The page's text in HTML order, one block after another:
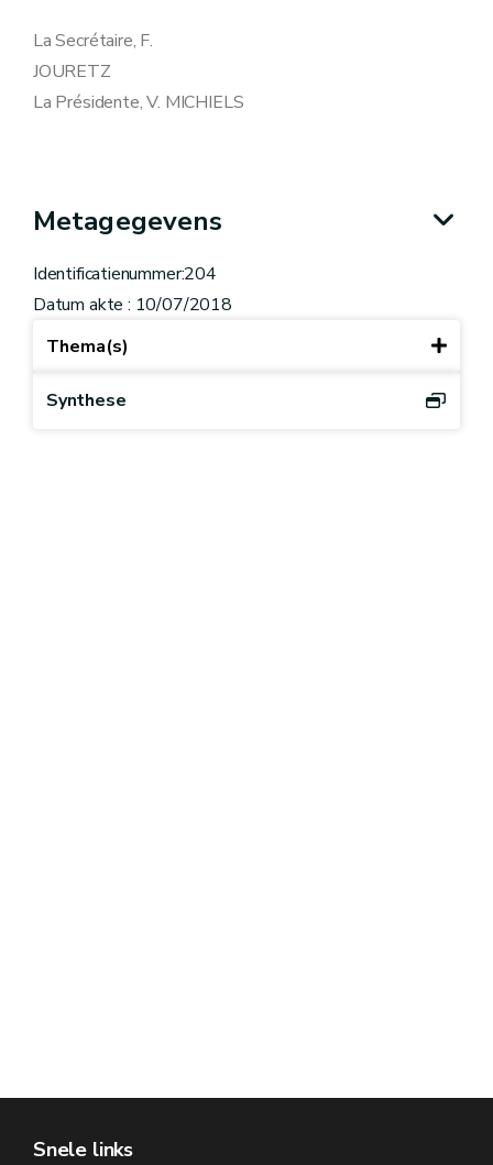
La Secrétaire, F.
JOURETZ
La Présidente, V. MICHIELS
Metagegevens
Identificatienummer:204
Datum akte : 10/07/2018
Thema(s)
Synthese
Snele links